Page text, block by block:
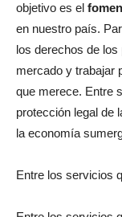
objetivo es el
en nuestro país.
los derechos de
mercado y trabajar
que merece. Entre
protección legal de
la economía
Entre los servicios